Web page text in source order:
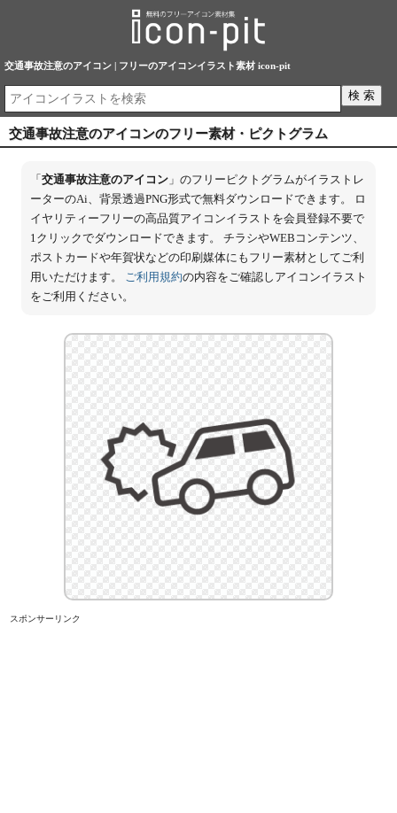
交通事故注意のアイコン | フリーのアイコンイラスト素材 icon-pit
交通事故注意のアイコンのフリー素材・ピクトグラム
「 交通事故注意のアイコン」のフリーピクトグラムがイラストレ
ーターのAi、背景透過PNG形式で無料ダウンロードできます。 ロ
イヤリティーフリーの高品質アイコンイラストを会員登録不要で
1クリックでダウンロードできます。 チラシやWEBコンテンツ、
ポストカードや年賀状などの印刷媒体にもフリー素材としてご利
用いただけます。 ご利用規約の内容をご確認しアイコンイラスト
をご利用ください。
スポンサーリンク